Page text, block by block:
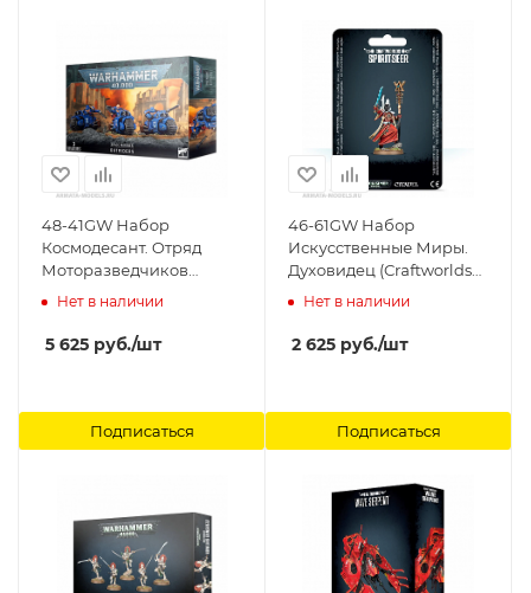
48-41GW Набор
Космодесант. Отряд
Моторазведчиков
(Space Marines Outriders)
Нет в наличии
5 625 руб./шт
Подписаться
46-61GW Набор
Искусственные Миры.
Духовидец (Craftworlds
Spiritseer) Games
Нет в наличии
2 625 руб./шт
Подписаться